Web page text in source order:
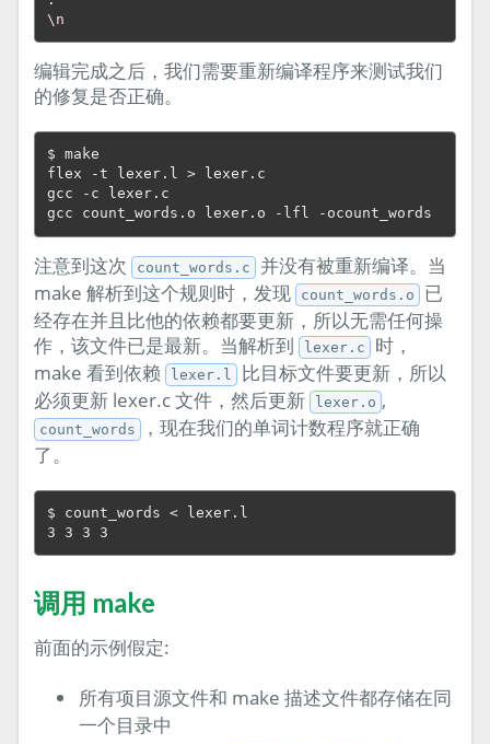
\n
编辑完成之后，我们需要重新编译程序来测试我们
的修复是否正确。
$ make
flex -t lexer.l > lexer.c
gcc -c lexer.c
注意到这次 count_words.c
并没有被重新编译。当
make 解析到这个规则时，发现
count_words.o
已
经存在并且比他的依赖都要更新，所以无需任何操
作，该文件已是最新。当解析到
lexer.c
时，
make 看到依赖
lexer.l
比目标文件要更新，所以
必须更新 lexer.c 文件，然后更新
lexer.o ,
count_words
，现在我们的单词计数程序就正确
了。
$ count_words < lexer.l
调用 make
前面的示例假定:
所有项目源文件和 make 描述文件都存储在同
一个目录中